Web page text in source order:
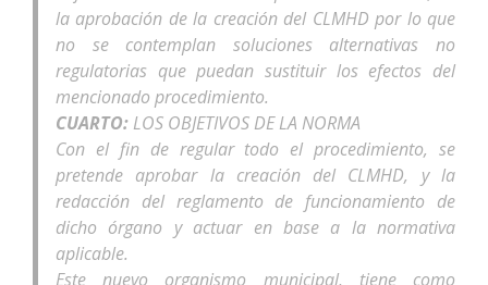
la aprobación de la creación del CLMHD por lo que
no se contemplan soluciones alternativas no
regulatorias que puedan sustituir los efectos del
mencionado procedimiento.
CUARTO: LOS OBJETIVOS DE LA NORMA
Con el fin de regular todo el procedimiento, se
pretende aprobar la creación del CLMHD, y la
redacción del reglamento de funcionamiento de
dicho órgano y actuar en base a la normativa
aplicable.
Este nuevo organismo municipal, tiene como